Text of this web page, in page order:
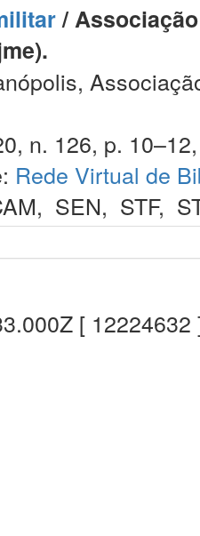
/
n. 126, p.
Rede Virtual de
, SEN, STF,
[ 12224632